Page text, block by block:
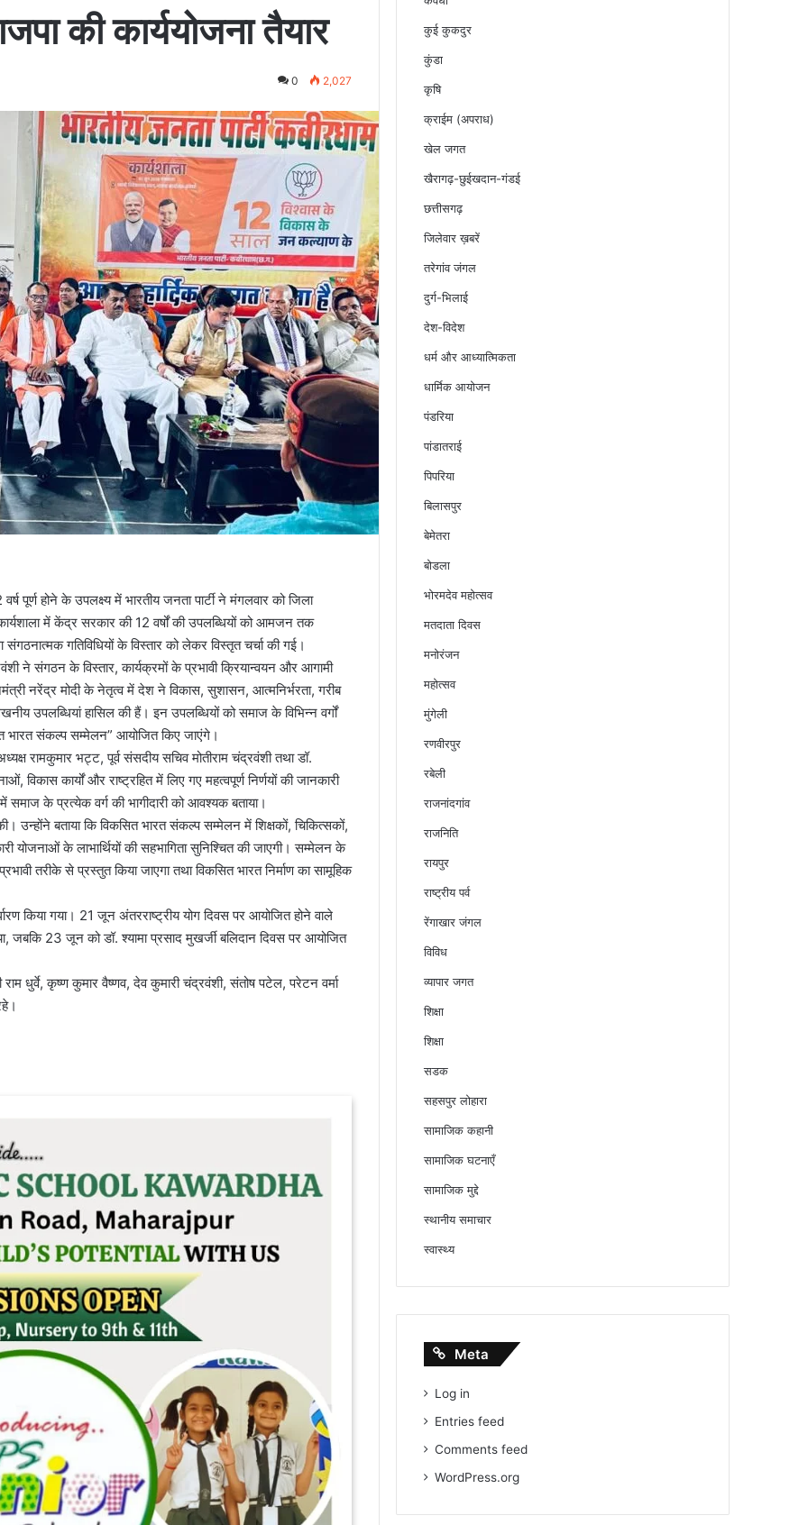
की कार्ययोजना तैयार
0 2,027
पूर्ण होने के उपलक्ष्य में भारतीय जनता पार्टी ने मंगलवार को जिला
में केंद्र सरकार की 12 वर्षों की उपलब्धियों को आमजन तक
गतिविधियों के विस्तार को लेकर विस्तृत चर्चा की गई।
ने संगठन के विस्तार, कार्यक्रमों के प्रभावी क्रियान्वयन और आगामी
नरेंद्र मोदी के नेतृत्व में देश ने विकास, सुशासन, आत्मनिर्भरता, गरीब
उपलब्धियां हासिल की हैं। इन उपलब्धियों को समाज के विभिन्न वर्गों
संकल्प सम्मेलन” आयोजित किए जाएंगे।
रामकुमार भट्ट, पूर्व संसदीय सचिव मोतीराम चंद्रवंशी तथा डॉ.
कार्यों और राष्ट्रहित में लिए गए महत्वपूर्ण निर्णयों की जानकारी
के प्रत्येक वर्ग की भागीदारी को आवश्यक बताया।
उन्होंने बताया कि विकसित भारत संकल्प सम्मेलन में शिक्षकों, चिकित्सकों,
योजनाओं के लाभार्थियों की सहभागिता सुनिश्चित की जाएगी। सम्मेलन के
तरीके से प्रस्तुत किया जाएगा तथा विकसित भारत निर्माण का सामूहिक
किया गया। 21 जून अंतरराष्ट्रीय योग दिवस पर आयोजित होने वाले
जबकि 23 जून को डॉ. श्यामा प्रसाद मुखर्जी बलिदान दिवस पर आयोजित
धुर्वे, कृष्ण कुमार वैष्णव, देव कुमारी चंद्रवंशी, संतोष पटेल, परेटन वर्मा
कुई कुकदुर
कुंडा
कृषि
क्राईम (अपराध)
खेल जगत
खैरागढ़-छुईखदान-गंडई
छत्तीसगढ़
जिलेवार ख़बरें
तरेगांव जंगल
दुर्ग-भिलाई
देश-विदेश
धर्म और आध्यात्मिकता
धार्मिक आयोजन
पंडरिया
पांडातराई
पिपरिया
बिलासपुर
बेमेतरा
बोडला
भोरमदेव महोत्सव
मतदाता दिवस
मनोरंजन
महोत्सव
मुंगेली
रणवीरपुर
रबेली
राजनांदगांव
राजनिति
रायपुर
राष्ट्रीय पर्व
रेंगाखार जंगल
विविध
व्यापार जगत
शिक्षा
शिक्षा
सडक
सहसपुर लोहारा
सामाजिक कहानी
सामाजिक घटनाएँ
सामाजिक मुद्दे
स्थानीय समाचार
स्वास्थ्य
Meta
Log in
Entries feed
Comments feed
WordPress.org